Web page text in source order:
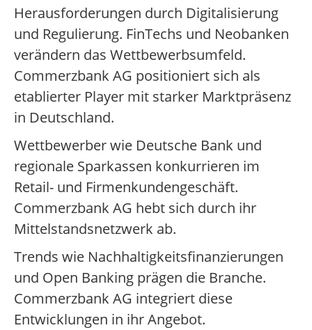
Herausforderungen durch Digitalisierung
und Regulierung. FinTechs und Neobanken
verändern das Wettbewerbsumfeld.
Commerzbank AG positioniert sich als
etablierter Player mit starker Marktpräsenz
in Deutschland.
Wettbewerber wie Deutsche Bank und
regionale Sparkassen konkurrieren im
Retail- und Firmenkundengeschäft.
Commerzbank AG hebt sich durch ihr
Mittelstandsnetzwerk ab.
Trends wie Nachhaltigkeitsfinanzierungen
und Open Banking prägen die Branche.
Commerzbank AG integriert diese
Entwicklungen in ihr Angebot.